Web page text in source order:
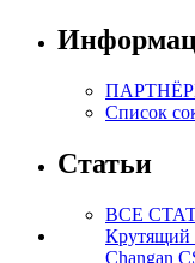
Список
Статьи
ВСЕ
Крутящий
Changan